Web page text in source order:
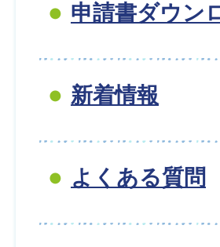
申請書ダウン
新着情報
よくある質問